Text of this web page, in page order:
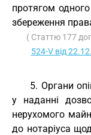
протягом
збереження
( Статтю 177
524-V від
5. Органи
у наданні
нерухомого
до нотаріуса